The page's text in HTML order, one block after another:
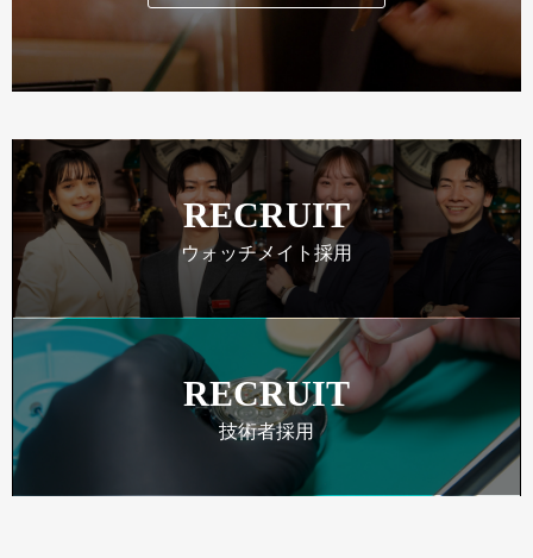
RECRUIT
ウォッチメイト採用
RECRUIT
技術者採用